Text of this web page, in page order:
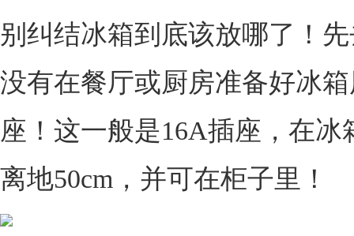
别纠结冰箱到底该放哪了！
没有在餐厅或厨房准备好冰
座！这一般是16A插座，在冰
离地50cm，并可在柜子里！